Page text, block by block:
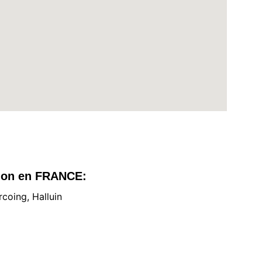
en FRANCE:
Halluin